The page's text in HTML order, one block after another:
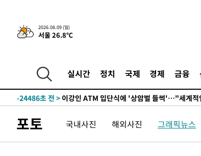
2026.08.09 (일)
서울 26.8℃
실시간 정치 국제 경제 금융
3시간 전 >콜롬비아 신임 우파 대통령 취임 하루만에 차량폭탄
-29826초 전 >
[속보]'AT마드리드 7번' 이강인, 맨시티 상대
-27890초 전 >
-24486초 전 > 이강인 ATM 입단식에 '상암벌 들썩'…"세계적
-20828초 전 >
AT마드리드 데뷔 앞둔 이강인, 맨시티전 선발
-19458초 전 >[속보]與 강원·TK 당원투표 합산 김민석
포토 국내사진 해외사진 그래픽뉴스